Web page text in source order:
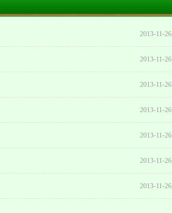
2013-11-26
2013-11-26
2013-11-26
2013-11-26
2013-11-26
2013-11-26
2013-11-26